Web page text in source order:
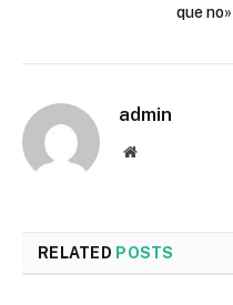
que no»
admin
Website
RELATED POSTS